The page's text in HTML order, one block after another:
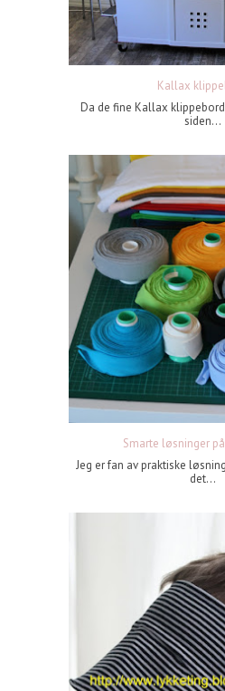
Kallax
Da de fine Kallax
siden...
Smarte løsninger
Jeg er fan av praktiske
det...